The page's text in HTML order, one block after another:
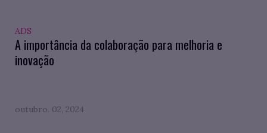
ADS
A importância da colaboração para melhoria e
inovação
outubro. 02, 2024